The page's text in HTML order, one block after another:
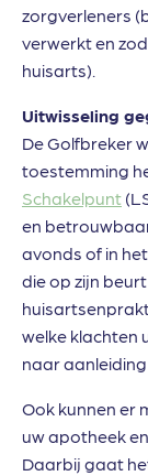
zorgverleners
verwerkt en
huisarts).
Uitwisseling
De Golfbreker
toestemming
Schakelpunt
en
avonds of in
die op zijn
welke klachten
naar
Ook kunnen er
uw apotheek
Daarbij gaat